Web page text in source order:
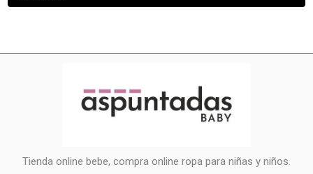
Tienda online bebe, compra online ropa para niñas y niños.